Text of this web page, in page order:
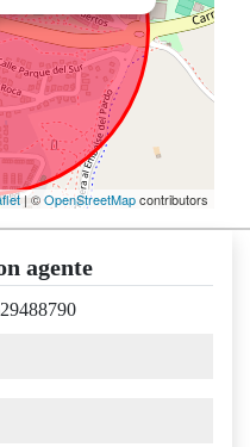
| ©OpenStreetMapcontributors
agente